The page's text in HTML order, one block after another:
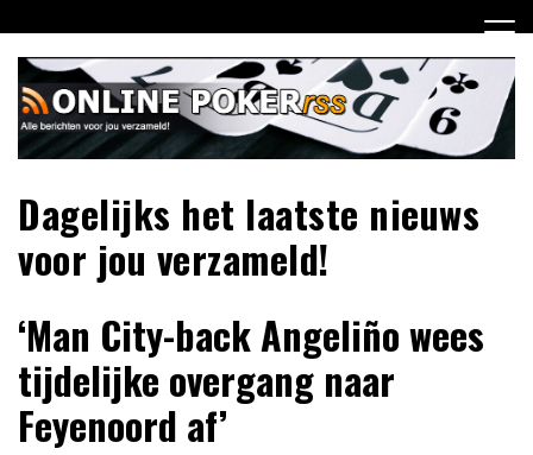
naar
inhoud
Dagelijks het laatste nieuws
voor jou verzameld!
‘Man City-back Angeliño wees
tijdelijke overgang naar
Feyenoord af’